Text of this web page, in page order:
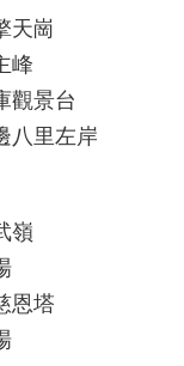
天崗
峰
觀景台
八里左岸
嶺
恩塔